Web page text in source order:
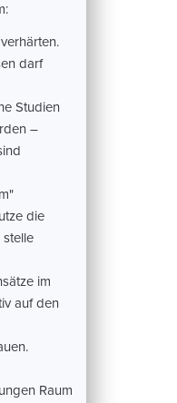
darf
Studien
–
die
im
auf den
Raum